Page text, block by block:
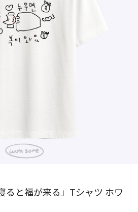
と福が来る」Tシャツ ホワ